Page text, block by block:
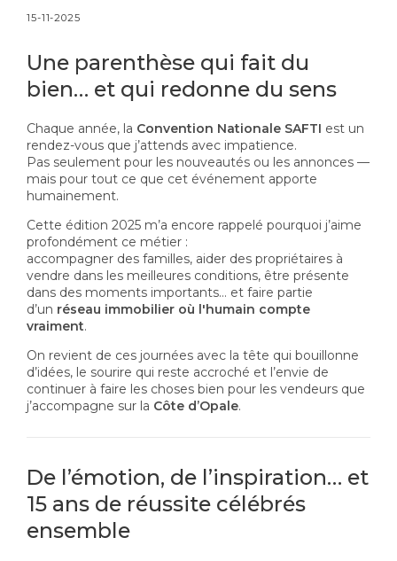
15-11-2025
Une parenthèse qui fait du
bien… et qui redonne du sens
Chaque année, la Convention Nationale SAFTI est un
rendez-vous que j’attends avec impatience.
Pas seulement pour les nouveautés ou les annonces —
mais pour tout ce que cet événement apporte
humainement.
Cette édition 2025 m’a encore rappelé pourquoi j’aime
profondément ce métier :
accompagner des familles, aider des propriétaires à
vendre dans les meilleures conditions, être présente
dans des moments importants… et faire partie
d’un réseau immobilier où l'humain compte
vraiment.
On revient de ces journées avec la tête qui bouillonne
d’idées, le sourire qui reste accroché et l’envie de
continuer à faire les choses bien pour les vendeurs que
j’accompagne sur la Côte d’Opale.
De l’émotion, de l’inspiration… et
15 ans de réussite célébrés
ensemble